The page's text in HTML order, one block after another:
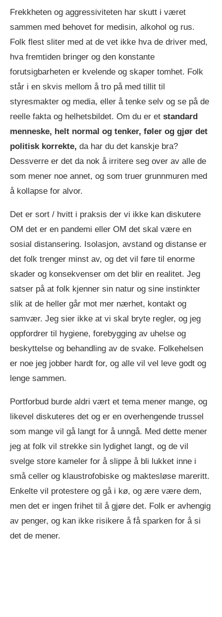
Frekkheten og aggressiviteten har skutt i været
sammen med behovet for medisin, alkohol og rus.
Folk flest sliter med at de vet ikke hva de driver med,
hva fremtiden bringer og den konstante
forutsigbarheten er kvelende og skaper tomhet. Folk
står i en skvis mellom å tro på med tillit til
styresmakter og media, eller å tenke selv og se på de
reelle fakta og helhetsbildet. Om du er et standard
menneske, helt normal og tenker, føler og gjør det
politisk korrekte, da har du det kanskje bra?
Dessverre er det da nok å irritere seg over av alle de
som mener noe annet, og som truer grunnmuren med
å kollapse for alvor.
Det er sort / hvitt i praksis der vi ikke kan diskutere
OM det er en pandemi eller OM det skal være en
sosial distansering. Isolasjon, avstand og distanse er
det folk trenger minst av, og det vil føre til enorme
skader og konsekvenser om det blir en realitet. Jeg
satser på at folk kjenner sin natur og sine instinkter
slik at de heller går mot mer nærhet, kontakt og
samvær. Jeg sier ikke at vi skal bryte regler, og jeg
oppfordrer til hygiene, forebygging av uhelse og
beskyttelse og behandling av de svake. Folkehelsen
er noe jeg jobber hardt for, og alle vil vel leve godt og
lenge sammen.
Portforbud burde aldri vært et tema mener mange, og
likevel diskuteres det og er en overhengende trussel
som mange vil gå langt for å unngå. Med dette mener
jeg at folk vil strekke sin lydighet langt, og de vil
svelge store kameler for å slippe å bli lukket inne i
små celler og klaustrofobiske og maktesløse mareritt.
Enkelte vil protestere og gå i kø, og ære være dem,
men det er ingen frihet til å gjøre det. Folk er avhengig
av penger, og kan ikke risikere å få sparken for å si
det de mener.